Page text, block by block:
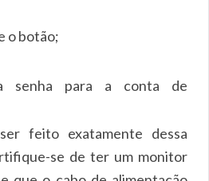
o botão;
senha para a conta de
feito exatamente dessa
se de ter um monitor